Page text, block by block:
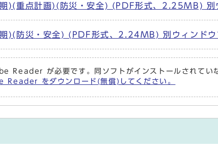
)(重点計画)(防災・安全) (PDF形式、2.25MB) 別
)(防災・安全) (PDF形式、2.24MB) 別ウィンドウ
Reader が必要です。同ソフトがインストールされてい
をダウンロード(無償)してください。